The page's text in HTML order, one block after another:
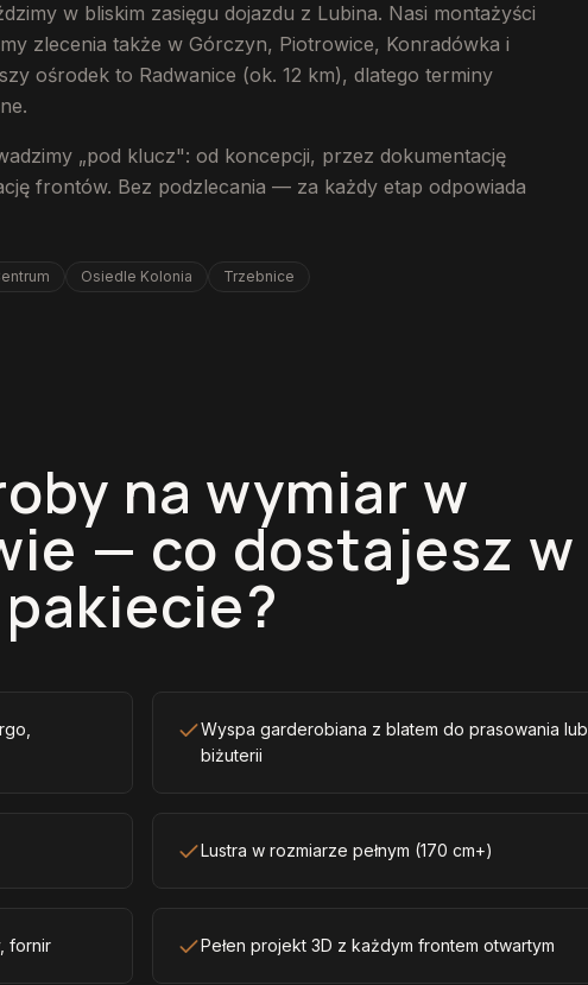
w bliskim zasięgu dojazdu z Lubina. Nasi montażyści
zlecenia także w Górczyn, Piotrowice, Konradówka i
ośrodek to Radwanice (ok. 12 km), dlatego terminy
„pod klucz": od koncepcji, przez dokumentację
frontów. Bez podzlecania — za każdy etap odpowiada
Osiedle Kolonia Trzebnice
na wymiar w
— co dostajesz w
pakiecie?
Wyspa garderobiana z blatem do prasowania lub
biżuterii
Lustra w rozmiarze pełnym (170 cm+)
fornir Pełen projekt 3D z każdym frontem otwartym